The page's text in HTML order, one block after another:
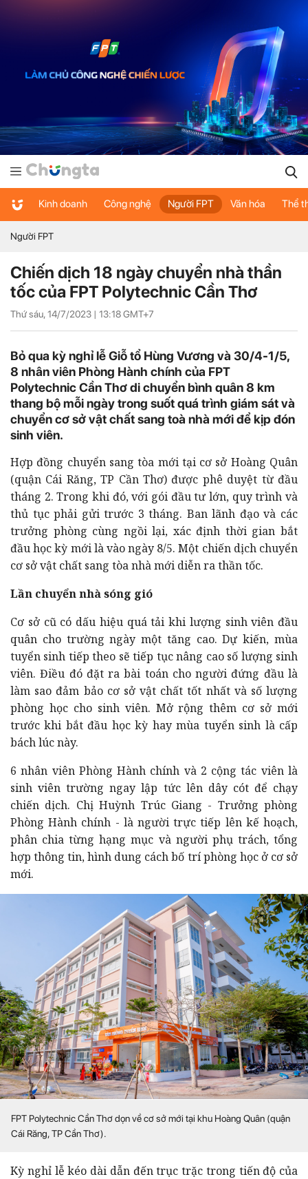
Kinh doanh Công nghệ Người FPT Văn hóa Thể
Người FPT
Chiến dịch 18 ngày chuyển nhà thần
tốc của FPT Polytechnic Cần Thơ
Thứ sáu, 14/7/2023 | 13:18GMT+7
Bỏ qua kỳ nghỉ lễ Giỗ tổ Hùng Vương và 30/4-1/5,
8 nhân viên Phòng Hành chính của FPT
Polytechnic Cần Thơ di chuyển bình quân 8 km
thang bộ mỗi ngày trong suốt quá trình giám sát và
chuyển cơ sở vật chất sang toà nhà mới để kịp đón
sinh viên.
Hợp đồng chuyển sang tòa mới tại cơ sở Hoàng Quân
(quận Cái Răng, TP Cần Thơ) được phê duyệt từ đầu
tháng 2. Trong khi đó, với gói đầu tư lớn, quy trình và
thủ tục phải gửi trước 3 tháng. Ban lãnh đạo và các
trưởng phòng cùng ngồi lại, xác định thời gian bắt
đầu học kỳ mới là vào ngày 8/5. Một chiến dịch chuyển
cơ sở vật chất sang tòa nhà mới diễn ra thần tốc.
Lần chuyển nhà sóng gió
Cơ sở cũ có dấu hiệu quá tải khi lượng sinh viên đầu
quân cho trường ngày một tăng cao. Dự kiến, mùa
tuyển sinh tiếp theo sẽ tiếp tục nâng cao số lượng sinh
viên. Điều đó đặt ra bài toán cho người đứng đầu là
làm sao đảm bảo cơ sở vật chất tốt nhất và số lượng
phòng học cho sinh viên. Mở rộng thêm cơ sở mới
trước khi bắt đầu học kỳ hay mùa tuyển sinh là cấp
bách lúc này.
6 nhân viên Phòng Hành chính và 2 cộng tác viên là
sinh viên trường ngay lập tức lên dây cót để chạy
chiến dịch. Chị Huỳnh Trúc Giang - Trưởng phòng
Phòng Hành chính - là người trực tiếp lên kế hoạch,
phân chia từng hạng mục và người phụ trách, tổng
hợp thông tin, hình dung cách bố trí phòng học ở cơ sở
mới.
FPT Polytechnic Cần Thơ dọn về cơ sở mới tại khu Hoàng Quân (quận
Cái Răng, TP Cần Thơ).
Kỳ nghỉ lễ kéo dài dẫn đến trục trặc trong tiến độ của